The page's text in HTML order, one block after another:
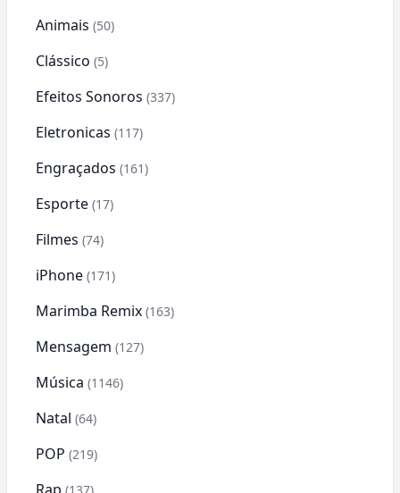
Animais (50)
Clássico (5)
Efeitos Sonoros (337)
Eletronicas (117)
Engraçados (161)
Esporte (17)
Filmes (74)
iPhone (171)
Marimba Remix (163)
Mensagem (127)
Música (1146)
Natal (64)
POP (219)